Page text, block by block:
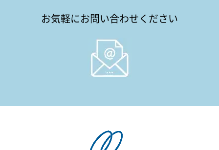
お気軽にお問い合わせください